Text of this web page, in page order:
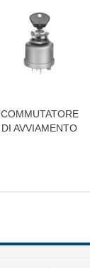
COMMUTATORE
DI AVVIAMENTO